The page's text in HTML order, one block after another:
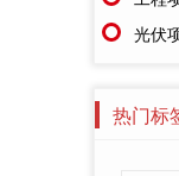
光伏项
热门标